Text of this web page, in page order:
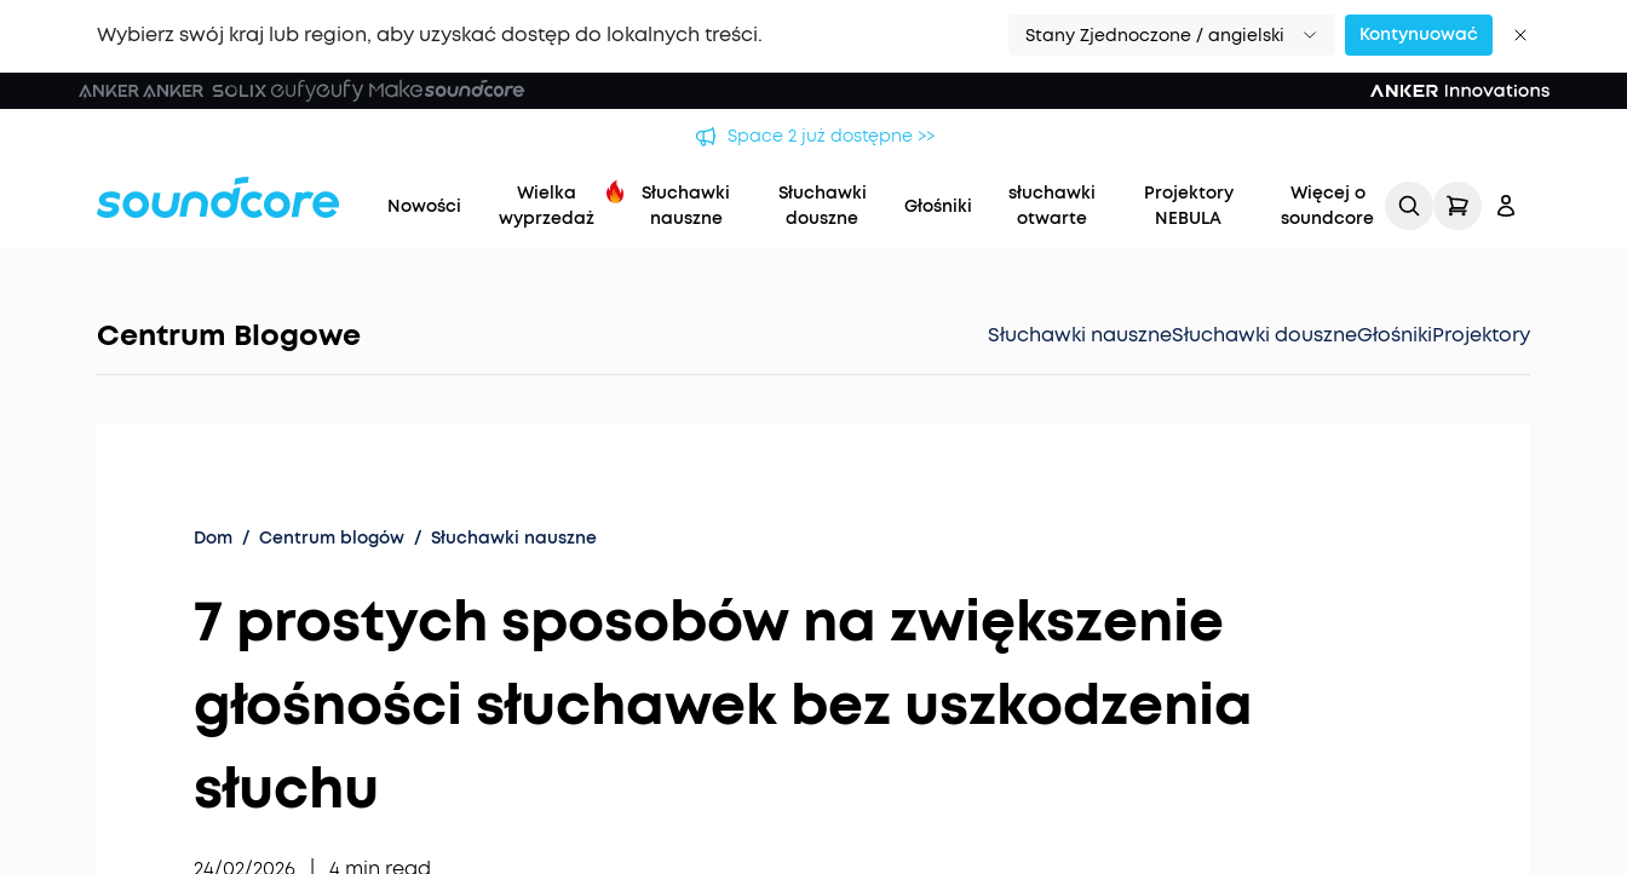
Wybierz swój kraj lub region, aby uzyskać dostęp do lokalnych treści. Stany Zjednoczone / angielski Kontynuować
Space 2 już dostępne >>
Nowości
Wielka
wyprzedaż
Słuchawki
nauszne
Słuchawki
douszne
Głośniki
słuchawki
otwarte
Projektory
NEBULA
Więcej o
soundcore
Centrum Blogowe Słuchawki nauszneSłuchawki douszneGłośnikiProjektory
Dom / Centrum blogów / Słuchawki nauszne
7 prostych sposobów na zwiększenie
głośności słuchawek bez uszkodzenia
słuchu
24/02/2026 4 min read